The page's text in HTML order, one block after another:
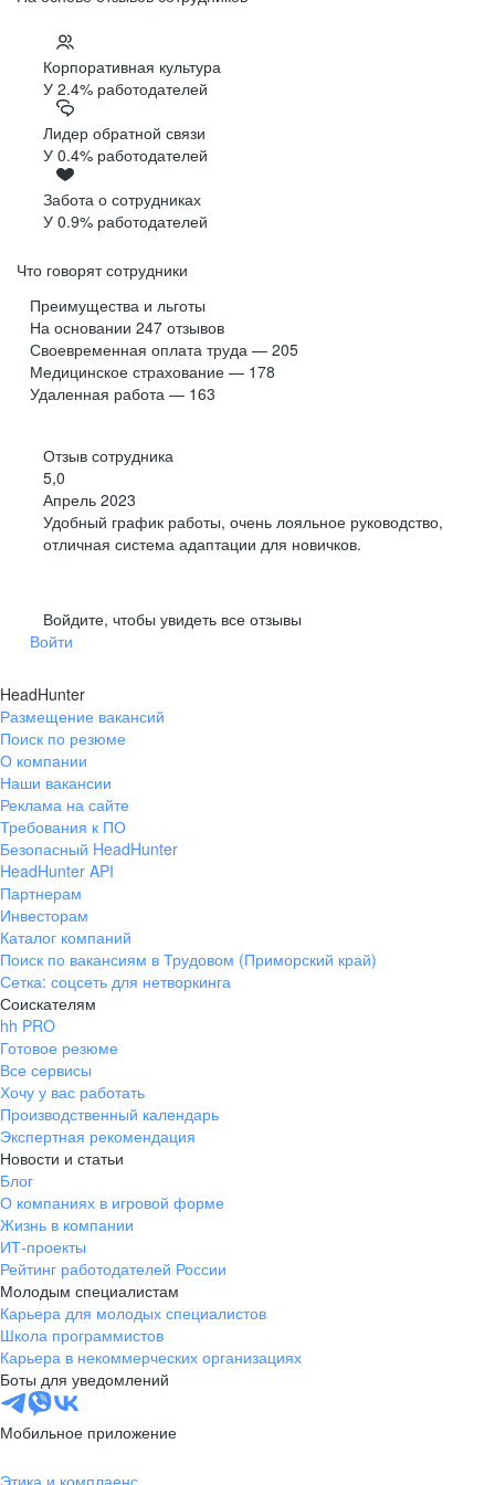
Корпоративная культура
У 2.4% работодателей
Лидер обратной связи
У 0.4% работодателей
Забота о сотрудниках
У 0.9% работодателей
Что говорят сотрудники
Преимущества и льготы
На основании 247 отзывов
Своевременная оплата труда — 205
Медицинское страхование — 178
Удаленная работа — 163
Отзыв сотрудника
5,0
Апрель 2023
Удобный график работы, очень лояльное руководство,
отличная система адаптации для новичков.
Войдите, чтобы увидеть все отзывы
Войти
HeadHunter
Размещение вакансий
Поиск по резюме
О компании
Наши вакансии
Реклама на сайте
Требования к ПО
Безопасный HeadHunter
HeadHunter API
Партнерам
Инвесторам
Каталог компаний
Поиск по вакансиям в Трудовом (Приморский край)
Сетка: соцсеть для нетворкинга
Соискателям
hh PRO
Готовое резюме
Все сервисы
Хочу у вас работать
Производственный календарь
Экспертная рекомендация
Новости и статьи
Блог
О компаниях в игровой форме
Жизнь в компании
ИТ-проекты
Рейтинг работодателей России
Молодым специалистам
Карьера для молодых специалистов
Школа программистов
Карьера в некоммерческих организациях
Боты для уведомлений
Мобильное приложение